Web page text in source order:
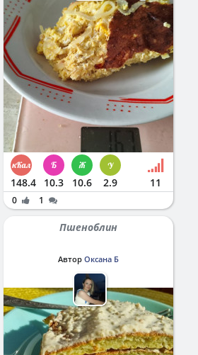
148.4 10.3 10.6 2.9 11
0 1
Пшеноблин
Автор Оксана Б